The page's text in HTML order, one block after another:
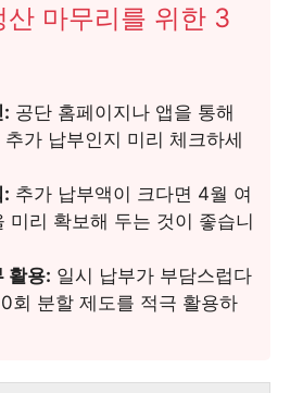
산 마무리를 위한 3
: 공단 홈페이지나 앱을 통해
추가 납부인지 미리 체크하세
: 추가 납부액이 크다면 4월 여
미리 확보해 두는 것이 좋습니
활용: 일시 납부가 부담스럽다
회 분할 제도를 적극 활용하